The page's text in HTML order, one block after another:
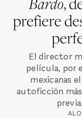
prefiere
El director
película, por
mexicanas
autoficción